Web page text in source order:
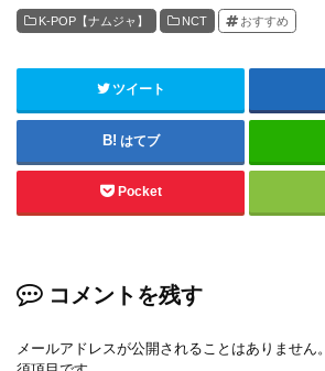
K-POP【ナムジャ】 NCT おすすめ
ツイート
はてブ
Pocket
コメントを残す
メールアドレスが公開されることはありません。